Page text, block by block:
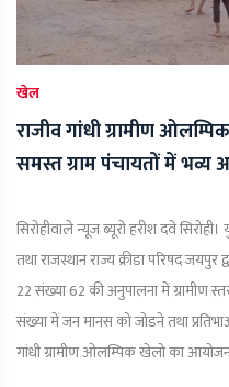
खेल
राजीव गांधी ग्रामीण
समस्त ग्राम पंचायतों में भव्य
सिरोहीवाले न्यूज ब्यूरो हरीश दवे
तथा राजस्थान राज्य क्रीडा परिषद जयपुर
22 संख्या 62 की अनुपालना में ग्रामीण
संख्या में जन मानस को जोडने तथा
गांधी ग्रामीण ओलम्पिक खेलो का